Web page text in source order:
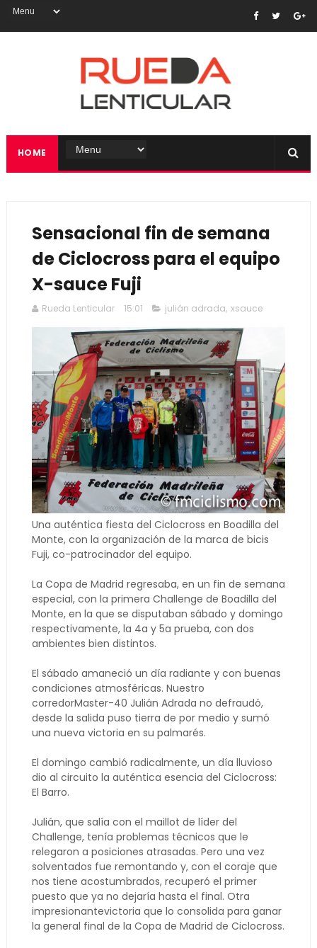
HOME
Sensacional fin de semana
de Ciclocross para el equipo
X-sauce Fuji
Rueda Lenticular 15:01 julián adrada, xsauce
Una auténtica fiesta del Ciclocross en Boadilla del
Monte, con la organización de la marca de bicis
Fuji, co-patrocinador del equipo.
La Copa de Madrid regresaba, en un fin de semana
especial, con la primera Challenge de Boadilla del
Monte, en la que se disputaban sábado y domingo
respectivamente, la 4a y 5a prueba, con dos
ambientes bien distintos.
El sábado amaneció un día radiante y con buenas
condiciones atmosféricas. Nuestro
corredorMaster-40 Julián Adrada no defraudó,
desde la salida puso tierra de por medio y sumó
una nueva victoria en su palmarés.
El domingo cambió radicalmente, un día lluvioso
dio al circuito la auténtica esencia del Ciclocross:
El Barro.
Julián, que salía con el maillot de líder del
Challenge, tenía problemas técnicos que le
relegaron a posiciones atrasadas. Pero una vez
solventados fue remontando y, con el coraje que
nos tiene acostumbrados, recuperó el primer
puesto que ya no dejaría hasta el final. Otra
impresionantevictoria que lo consolida para ganar
la general final de la Copa de Madrid de Ciclocross.